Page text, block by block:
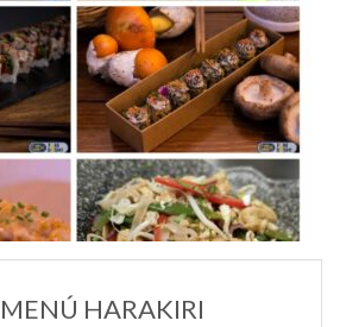
HARAKIRI